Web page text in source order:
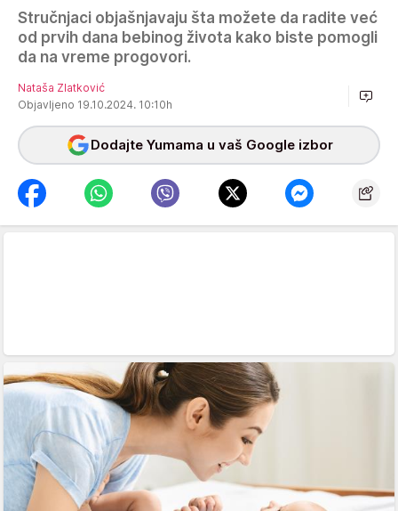
Stručnjaci objašnjavaju šta možete da radite već
od prvih dana bebinog života kako biste pomogli
da na vreme progovori.
Nataša Zlatković
Objavljeno 19.10.2024. 10:10h
Dodajte Yumama u vaš Google izbor